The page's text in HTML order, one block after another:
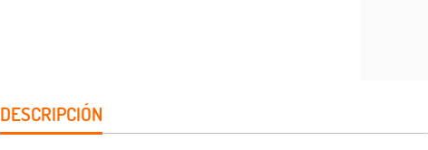
DESCRIPCIÓN